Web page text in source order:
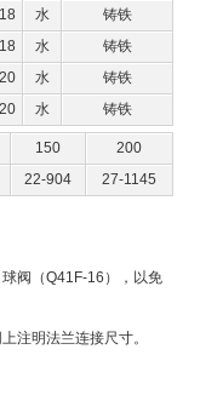
水
铸铁
水
铸铁
水
铸铁
水 铸铁
150
200
22-904 27-1145
阀（Q41F-16），以免
注明法兰连接尺寸。